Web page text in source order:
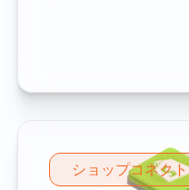
ショップコネクト